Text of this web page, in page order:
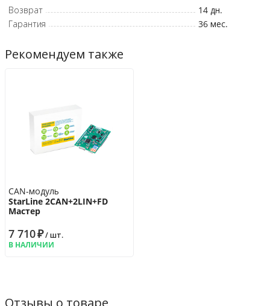
Возврат
14 дн.
Гарантия
36 мес.
Рекомендуем также
CAN-модуль
StarLine 2CAN+2LIN+FD
Мастер
7 710₽/ шт.
В НАЛИЧИИ
Отзывы о товаре